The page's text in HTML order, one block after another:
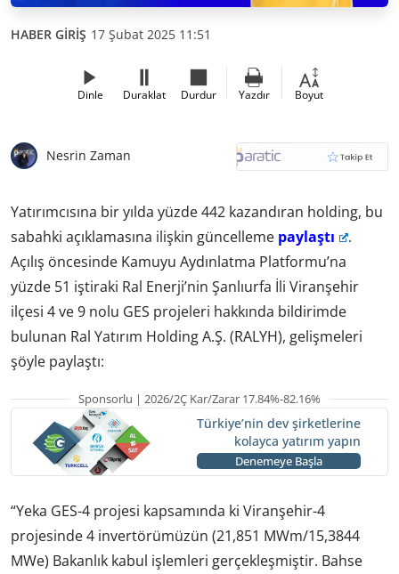
HABER GİRİŞ 17 Şubat 2025 11:51
Dinle Duraklat Durdur Yazdır Boyut
Nesrin Zaman
Yatırımcısına bir yılda yüzde 442 kazandıran holding, bu
sabahki açıklamasına ilişkin güncelleme paylaştı
.
Açılış öncesinde Kamuyu Aydınlatma Platformu’na
yüzde 51 iştiraki Ral Enerji’nin Şanlıurfa İli Viranşehir
ilçesi 4 ve 9 nolu GES projeleri hakkında bildirimde
bulunan Ral Yatırım Holding A.Ş. (RALYH), gelişmeleri
şöyle paylaştı:
Sponsorlu | 2026/2Ç Kar/Zarar 17.84%-82.16%
Türkiye’nin dev şirketlerine
kolayca yatırım yapın
Denemeye Başla
“Yeka GES-4 projesi kapsamında ki Viranşehir-4
projesinde 4 invertörümüzün (21,851 MWm/15,3844
MWe) Bakanlık kabul işlemleri gerçekleşmiştir. Bahse